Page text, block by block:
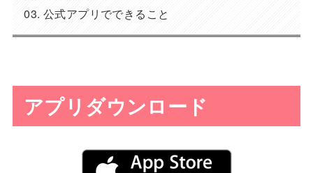
公式アプリでできること
アプリダウンロード